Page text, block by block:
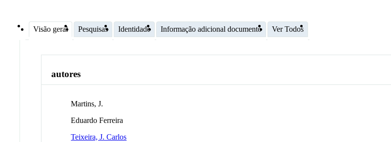
Visão geral Pesquisas Identidade Informação adicional documento Ver Todos
autores
Martins, J.
Eduardo Ferreira
Teixeira, J. Carlos